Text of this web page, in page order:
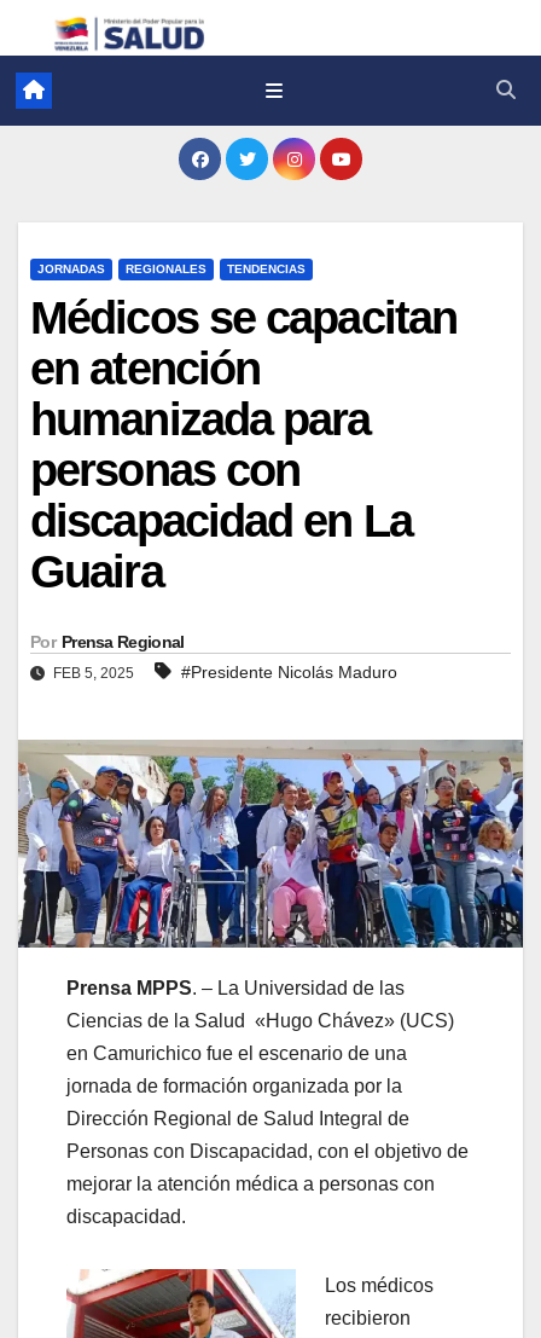
JORNADAS REGIONALES TENDENCIAS
Médicos se capacitan
en atención
humanizada para
personas con
discapacidad en La
Guaira
Por Prensa Regional
FEB 5, 2025 #Presidente Nicolás Maduro
Prensa MPPS. – La Universidad de las
Ciencias de la Salud «Hugo Chávez» (UCS)
en Camurichico fue el escenario de una
jornada de formación organizada por la
Dirección Regional de Salud Integral de
Personas con Discapacidad, con el objetivo de
mejorar la atención médica a personas con
discapacidad.
Los médicos
recibieron